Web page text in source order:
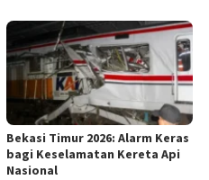
Bekasi Timur 2026: Alarm Keras
bagi Keselamatan Kereta Api
Nasional